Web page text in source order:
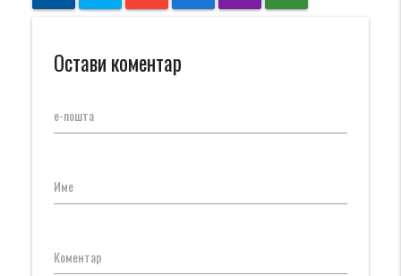
Остави коментар
е-пошта
Име
Коментар